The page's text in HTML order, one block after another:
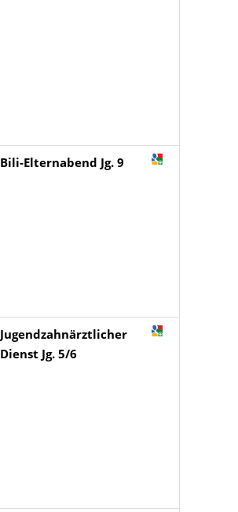
Bili-Elternabend Jg. 9
Jugendzahnärztlicher
Dienst Jg. 5/6